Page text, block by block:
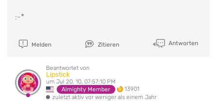
:-*
Melden Zitieren Antworten
Beantwortet von
Lipstick
um Jul 20, 10, 07:57:10 PM
Almighty Member
13901
zuletzt aktiv vor weniger als einem Jahr